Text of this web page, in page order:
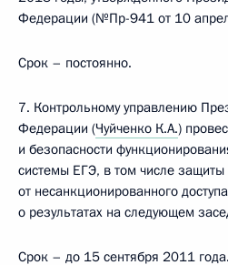
Федерации (№Пр-941 от 10
Срок – постоянно.
7. Контрольному управлению
Федерации (Чуйченко К.А.)
и безопасности
системы ЕГЭ, в том числе
от несанкционированного
о результатах на следующем
Срок – до 15 сентября 2011 года.